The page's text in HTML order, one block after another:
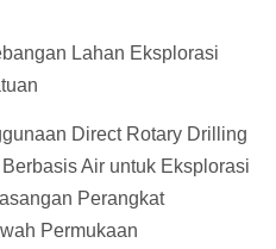
Lahan Eksplorasi
Direct Rotary Drilling
Air untuk Eksplorasi
Perangkat
Permukaan